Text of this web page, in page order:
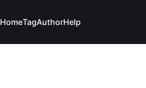
HomeTagAuthorHelp